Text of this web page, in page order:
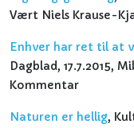
Vært Niels Krause-
Enhver har ret til at
Dagblad, 17.7.2015,
Kommentar
Naturen er hellig,